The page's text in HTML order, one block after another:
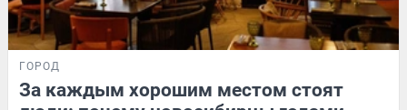
ГОРОД
За каждым хорошим местом стоят